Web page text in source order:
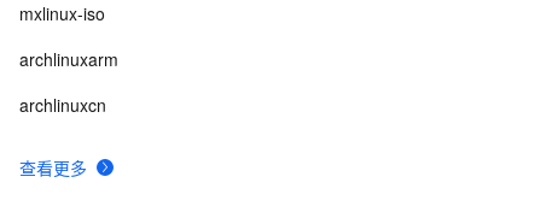
查看更多
mxlinux-iso
archlinuxarm
archlinuxcn